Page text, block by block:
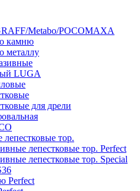
Metabo/РОСОМАХА
камню
металлу
LUGA
для дрели
тор.
лепестковые тор. Perfect
лепестковые тор. Speciаl
Perfect